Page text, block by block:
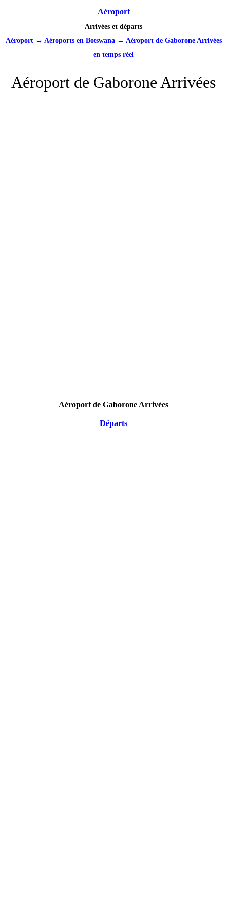
Aéroport
Arrivées et départs
Aéroport→ Aéroports en Botswana→ Aéroport de Gaborone Arrivées
en temps réel
Aéroport de Gaborone Arrivées
Aéroport de Gaborone Arrivées
Départs